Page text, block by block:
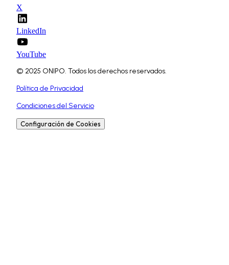
X
LinkedIn
YouTube
© 2025 ONIPO. Todos los derechos reservados.
Política de Privacidad
Condiciones del Servicio
Configuración de Cookies